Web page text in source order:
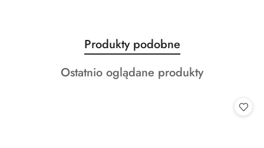
Pomiń karuzelę produktów
Produkty
o
statusie:
Produkty podobne
Produkty
Ostatnio oglądane produkty